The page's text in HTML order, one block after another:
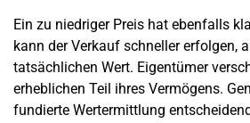
Ein zu niedriger Preis hat ebenfalls
kann der Verkauf schneller erfolgen,
tatsächlichen Wert. Eigentümer
erheblichen Teil ihres Vermögens.
fundierte Wertermittlung